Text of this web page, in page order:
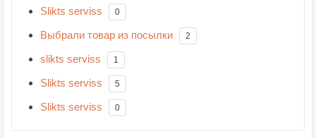
Slikts serviss 0
Выбрали товар из посылки 2
slikts serviss 1
Slikts serviss 5
Slikts serviss 0